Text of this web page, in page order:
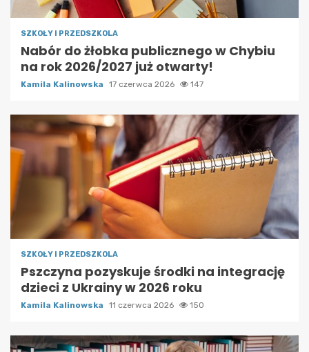
SZKOŁY I PRZEDSZKOLA
Nabór do żłobka publicznego w Chybiu
na rok 2026/2027 już otwarty!
Kamila Kalinowska 17 czerwca 2026 147
SZKOŁY I PRZEDSZKOLA
Pszczyna pozyskuje środki na integrację
dzieci z Ukrainy w 2026 roku
Kamila Kalinowska 11 czerwca 2026 150